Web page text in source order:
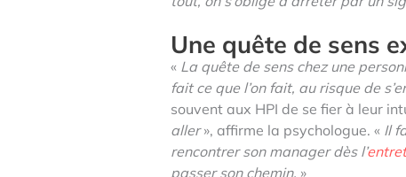
Une quête de sens
« La quête de sens chez une
fait ce que l’on fait, au risque de
souvent aux HPI de se fier à leur
aller», affirme la psychologue. « Il
rencontrer son manager dès l’
passer son chemin. »